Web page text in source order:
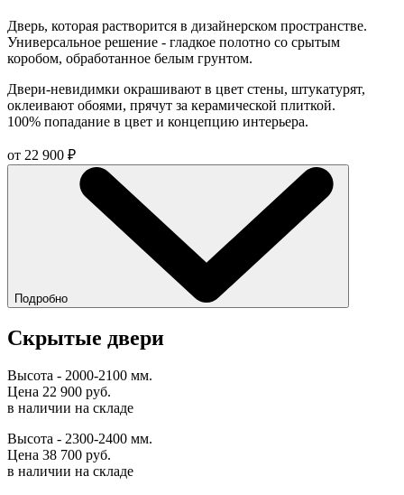
Дверь, которая растворится в дизайнерском пространстве.
Универсальное решение - гладкое полотно со срытым
коробом, обработанное белым грунтом.
Двери-невидимки окрашивают в цвет стены, штукатурят,
оклеивают обоями, прячут за керамической плиткой.
100% попадание в цвет и концепцию интерьера.
от 22 900 ₽
Подробно
Скрытые двери
Высота - 2000-2100 мм.
Цена 22 900 руб.
в наличии на складе
Высота - 2300-2400 мм.
Цена 38 700 руб.
в наличии на складе